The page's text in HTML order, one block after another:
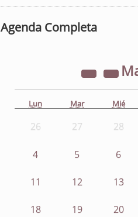
Agenda Completa
Lun Mar Mié
26 27 28
4 5 6
11 12 13
18 19 20